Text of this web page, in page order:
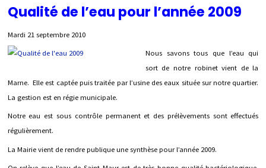
Qualité de l’eau pour l’année 2009
Mardi 21 septembre 2010
Nous savons tous que l’eau qui
sort de notre robinet vient de la
Marne. Elle est captée puis traitée par l’usine des eaux située sur notre quartier.
La gestion est en régie municipale.
Notre eau est sous contrôle permanent et des prélèvements sont effectués
régulièrement.
La Mairie vient de rendre publique une synthèse pour l’année 2009.